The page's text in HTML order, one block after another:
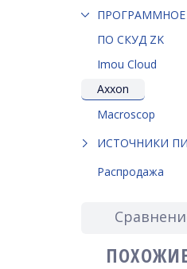
ПРОГРАММНОЕ
ПО СКУД ZK
Imou Cloud
Axxon
Macroscop
ИСТОЧНИКИ
Распродажа